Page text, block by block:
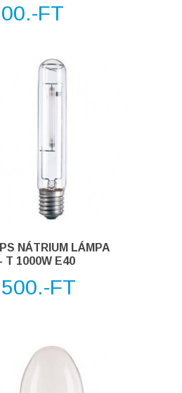
FT
NÁTRIUM LÁMPA
T 1000W E40
FT